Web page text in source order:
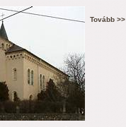
Tovább >>